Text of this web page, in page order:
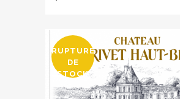
RUPTURE
DE
STOCK